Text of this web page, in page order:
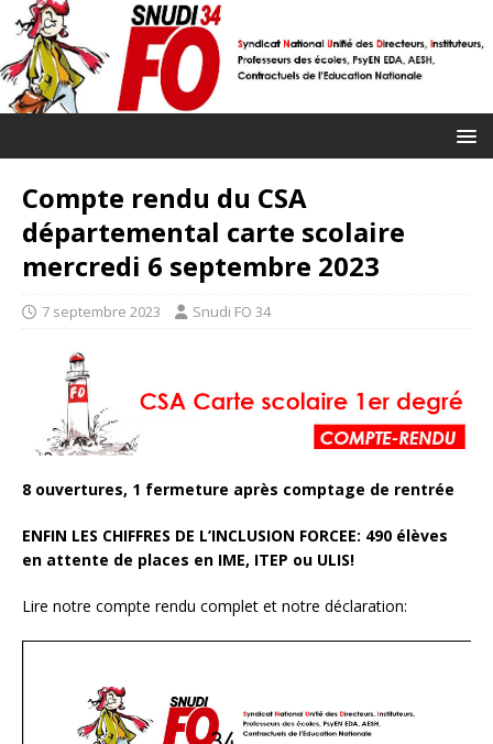
Compte rendu du CSA
départemental carte scolaire
mercredi 6 septembre 2023
7 septembre 2023 Snudi FO 34
8 ouvertures, 1 fermeture après comptage de rentrée
ENFIN LES CHIFFRES DE L’INCLUSION FORCEE: 490 élèves
en attente de places en IME, ITEP ou ULIS!
Lire notre compte rendu complet et notre déclaration: